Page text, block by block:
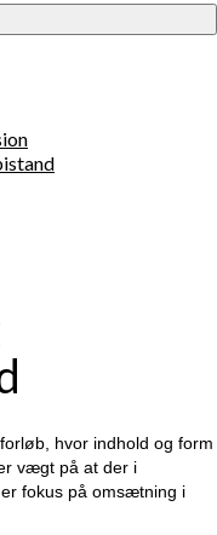
hvor indhold og form
vægt på at der i
fokus på omsætning i